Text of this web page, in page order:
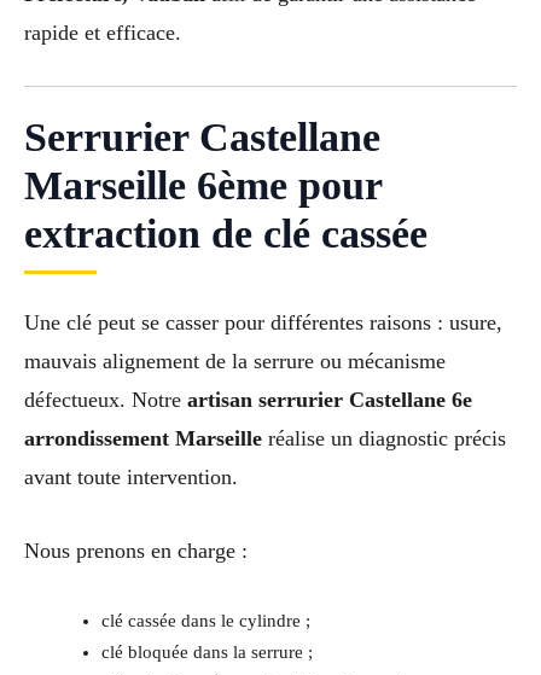
rapide et efficace.
Serrurier Castellane
Marseille 6ème pour
extraction de clé cassée
Une clé peut se casser pour différentes raisons : usure,
mauvais alignement de la serrure ou mécanisme
défectueux. Notre artisan serrurier Castellane 6e
arrondissement Marseille réalise un diagnostic précis
avant toute intervention.
Nous prenons en charge :
clé cassée dans le cylindre ;
clé bloquée dans la serrure ;